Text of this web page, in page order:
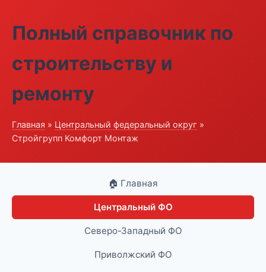
Полный справочник по
строительству и
ремонту
Главная » Центральный федеральный округ »
Стройгрупп Комфорт Монтаж
🏠 Главная
Центральный ФО
Северо-Западный ФО
Приволжский ФО